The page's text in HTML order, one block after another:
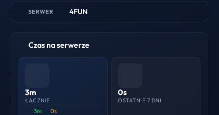
SERWER 4FUN
Czas na serwerze
3m
ŁĄCZNIE
3m 0s
0s
OSTATNIE 7 DNI